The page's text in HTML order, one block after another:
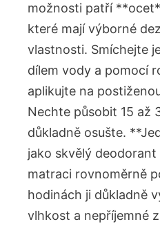
možnosti patří
které mají výborné
vlastnosti. Smíchejte
dílem vody a pomocí
aplikujte na
Nechte působit 15 až
důkladně osušte.
jako skvělý deodorant
matraci rovnoměrně
hodinách ji důkladně
vlhkost a nepříjemné